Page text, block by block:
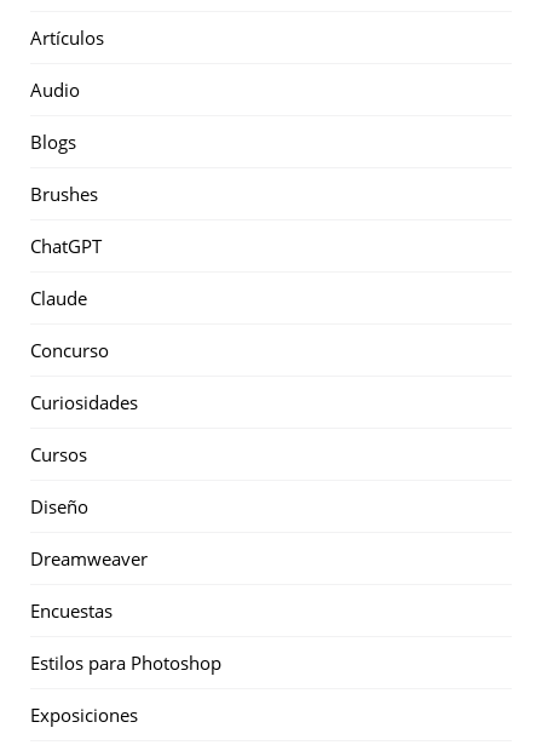
Artículos
Audio
Blogs
Brushes
ChatGPT
Claude
Concurso
Curiosidades
Cursos
Diseño
Dreamweaver
Encuestas
Estilos para Photoshop
Exposiciones